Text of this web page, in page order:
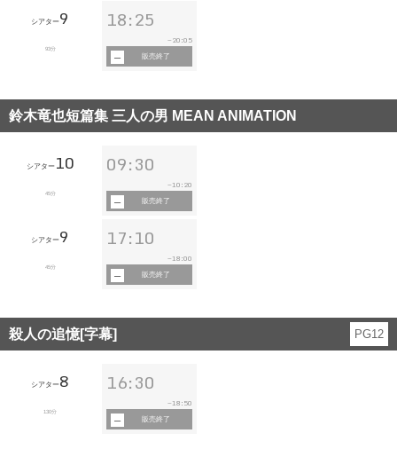
シアター9
93分
18:25
~ 20:05
販売終了
鈴木竜也短篇集 三人の男 MEAN ANIMATION
シアター10
45分
09:30
~10:20
販売終了
シアター9
45分
17:10
~18:00
販売終了
殺人の追憶[字幕] PG12
シアター8
130分
16:30
~18:50
販売終了